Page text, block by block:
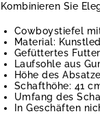
Kombinieren Sie
Cowboystiefel
Material:
Gefüttertes
Laufsohle aus
Höhe des
Schafthöhe: 41
Umfang des
In Geschäften